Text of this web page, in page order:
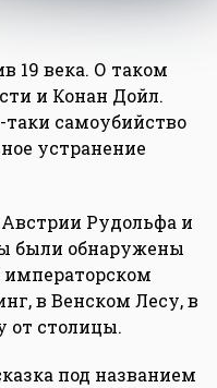
19 века. О таком
и Конан Дойл.
самоубийство
устранение
Австрии Рудольфа и
были обнаружены
императорском
в Венском Лесу, в
от столицы.
под названием